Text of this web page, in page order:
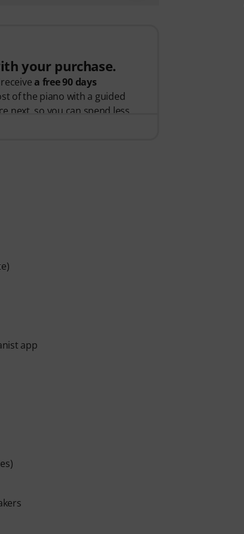
your purchase.
a free 90 days
of the piano with a guided
next, so you can spend less
you motivated.
bass, and singing.
app